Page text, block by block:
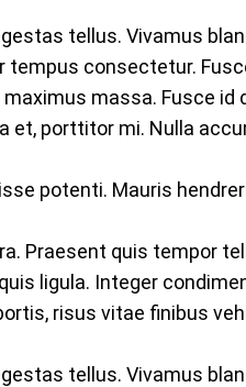
tellus. Vivamus
consectetur.
massa. Fusce
porttitor mi. Nulla
potenti. Mauris
Praesent quis tempor
ligula. Integer
risus vitae finibus
tellus. Vivamus